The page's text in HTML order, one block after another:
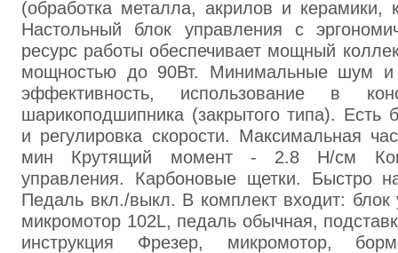
(обработка металла, акрилов и керамики,
Настольный блок управления с
ресурс работы обеспечивает мощный
мощностью до 90Вт. Минимальные шум и
эффективность, использование в
шарикоподшипника (закрытого типа). Есть
и регулировка скорости. Максимальная
мин Крутящий момент - 2.8 Н/см
управления. Карбоновые щетки. Быстро
Педаль вкл./выкл. В комплект входит:
микромотор 102L, педаль обычная,
инструкция Фрезер, микромотор,